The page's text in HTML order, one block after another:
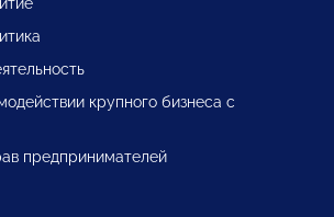
крупного бизнеса с
предпринимателей